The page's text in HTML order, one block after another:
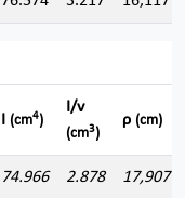
I (cm4)
I/v
(cm3)
ρ (cm)
74.966 2.878 17,907